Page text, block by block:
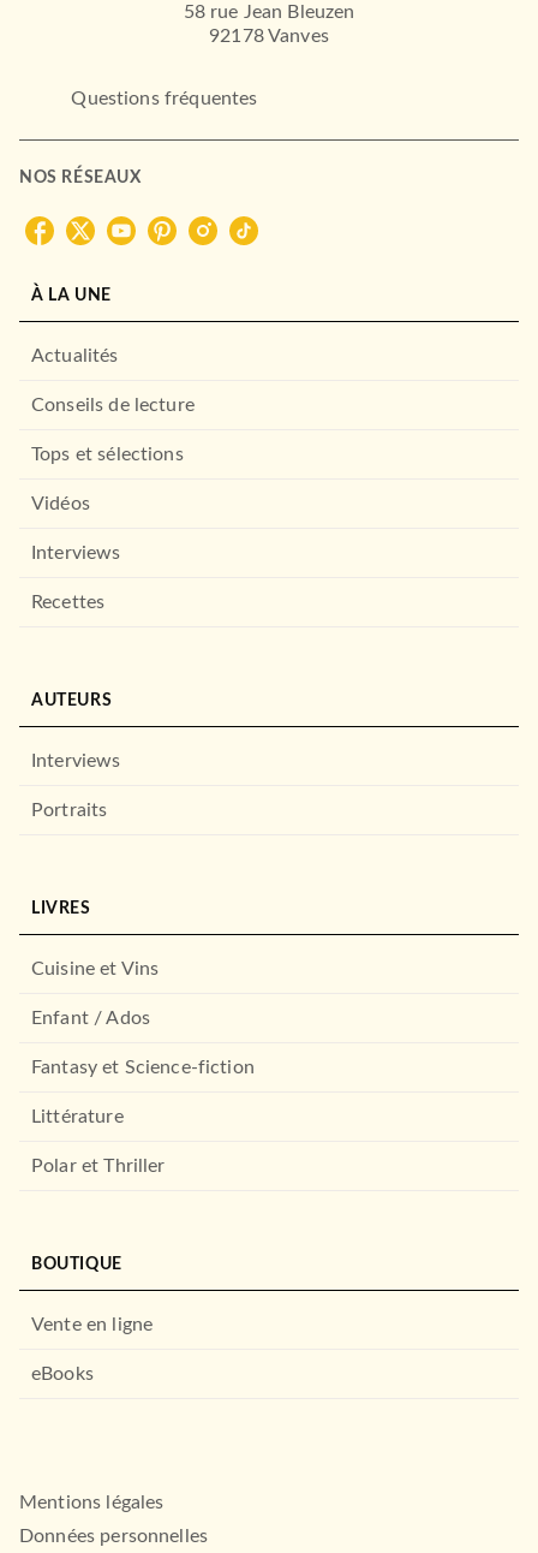
58 rue Jean Bleuzen
92178 Vanves
Questions fréquentes
NOS RÉSEAUX
À LA UNE
Actualités
Conseils de lecture
Tops et sélections
Vidéos
Interviews
Recettes
AUTEURS
Interviews
Portraits
LIVRES
Cuisine et Vins
Enfant / Ados
Fantasy et Science-fiction
Littérature
Polar et Thriller
BOUTIQUE
Vente en ligne
eBooks
Mentions légales
Données personnelles